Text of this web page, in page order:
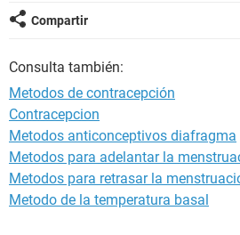
Compartir
Consulta también:
Metodos de contracepción
Contracepcion
Metodos anticonceptivos diafragma
Metodos para adelantar la
Metodos para retrasar la
Metodo de la temperatura basal